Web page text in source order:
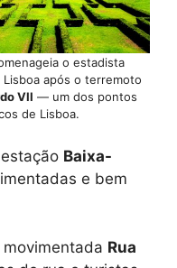
o estadista
após o terremoto
VII — um dos pontos
de Lisboa.
Baixa-
e bem
Rua